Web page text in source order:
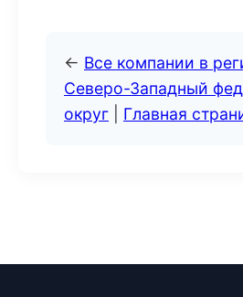
← Все компании в
Северо-Западный
округ
Главная